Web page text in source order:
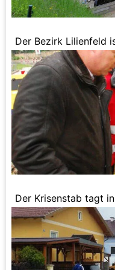
Der Bezirk Lilienfeld
Katastrophengebiet
Der Krisenstab tagt